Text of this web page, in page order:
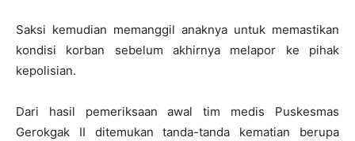
Saksi kemudian memanggil anaknya untuk memastikan
kondisi korban sebelum akhirnya melapor ke pihak
kepolisian.
Dari hasil pemeriksaan awal tim medis Puskesmas
Gerokgak II ditemukan tanda-tanda kematian berupa